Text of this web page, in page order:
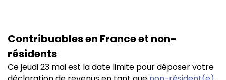
Contribuables en France et non-
résidents
Ce jeudi 23 mai est la date limite pour déposer votre